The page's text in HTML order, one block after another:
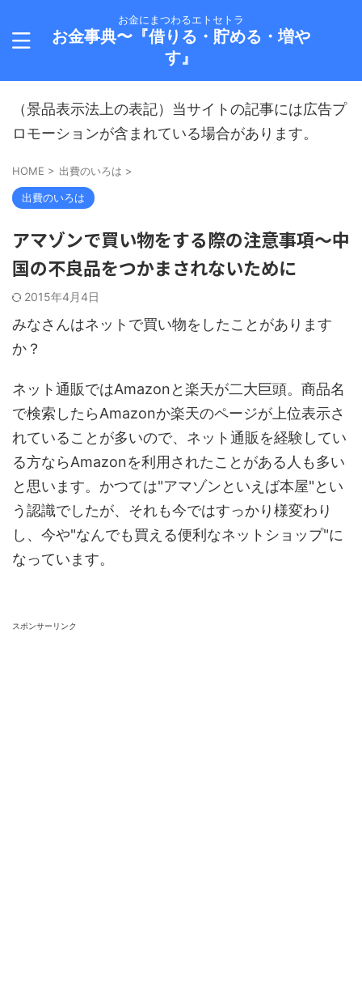
お金にまつわるエトセトラ
お金事典〜『借りる・貯める・増や
す』
（景品表示法上の表記）当サイトの記事には広告プ
ロモーションが含まれている場合があります。
HOME > 出費のいろは >
出費のいろは
アマゾンで買い物をする際の注意事項～中
国の不良品をつかまされないために
2015年4月4日
みなさんはネットで買い物をしたことがあります
か？
ネット通販ではAmazonと楽天が二大巨頭。商品名
で検索したらAmazonか楽天のページが上位表示さ
れていることが多いので、ネット通販を経験してい
る方ならAmazonを利用されたことがある人も多い
と思います。かつては"アマゾンといえば本屋"とい
う認識でしたが、それも今ではすっかり様変わり
し、今や"なんでも買える便利なネットショップ"に
なっています。
スポンサーリンク